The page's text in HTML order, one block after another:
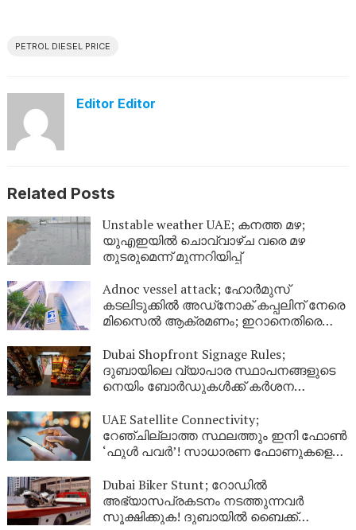
PETROL DIESEL PRICE
Editor Editor
Related Posts
Unstable weather UAE; കനത്ത മഴ;
യുഎഇയിൽ ചൊവ്വാഴ്ച വരെ മഴ
തുടരുമെന്ന് മുന്നറിയിപ്പ്
Adnoc vessel attack; ഹോർമുസ്
കടലിടുക്കിൽ അഡ്‌നോക് കപ്പലിന് നേരെ
മിസൈൽ ആക്രമണം; ഇറാനെതിരെ
Dubai Shopfront Signage Rules;
ദുബായിലെ വ്യാപാര സ്ഥാപനങ്ങളുടെ
നെയിം ബോർഡുകൾക്ക് കർശന
UAE Satellite Connectivity;
റേഞ്ചില്ലാത്ത സ്ഥലത്തും ഇനി ഫോൺ
‘ഫുൾ പവർ’! സാധാരണ ഫോണുകളെ
യുഎഇയുടെ വിപ്ലവം
Dubai Biker Stunt; റോഡിൽ
അഭ്യാസപ്രകടനം നടത്തുന്നവർ
സൂക്ഷിക്കുക! ദുബായിൽ ബൈക്ക്